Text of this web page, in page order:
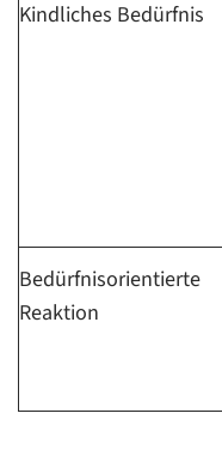
Kindliches Bedürfnis
Bedürfnisorientierte
Reaktion